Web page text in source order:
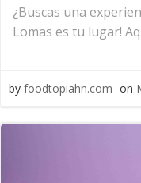
¿Buscas una
Lomas es tu lugar!
by foodtopiahn.com on